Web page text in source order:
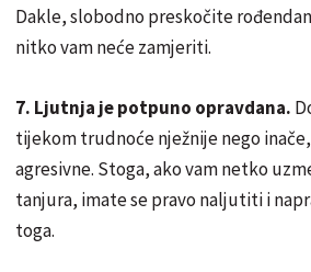
Dakle, slobodno preskočite
nitko vam neće zamjeriti.
7. Ljutnja je potpuno opravdana.
tijekom trudnoće nježnije nego
agresivne. Stoga, ako vam netko
tanjura, imate se pravo naljutiti i
toga.